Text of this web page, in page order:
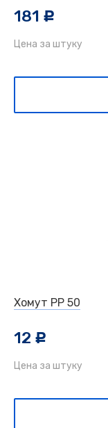
181 c
Цена за штуку
Хомут РР 50
12 c
Цена за штуку